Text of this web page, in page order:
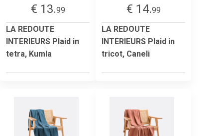
€ 13.99
LA REDOUTE
INTERIEURS Plaid in
tetra, Kumla
€ 14.99
LA REDOUTE
INTERIEURS Plaid in
tricot, Caneli